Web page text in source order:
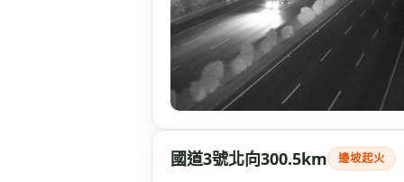
國道3號北向300.5km 邊坡起火